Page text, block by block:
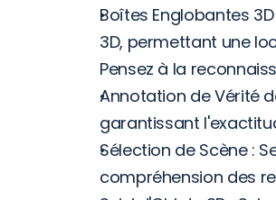
Boîtes Englobantes
3D, permettant une
Pensez à la
Annotation de Vérité
garantissant
Sélection de Scène :
compréhension des